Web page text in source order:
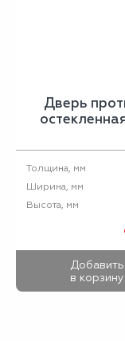
Дверь
Толщина, мм
Ширина, мм
Высота, мм
Добавить
в корзину